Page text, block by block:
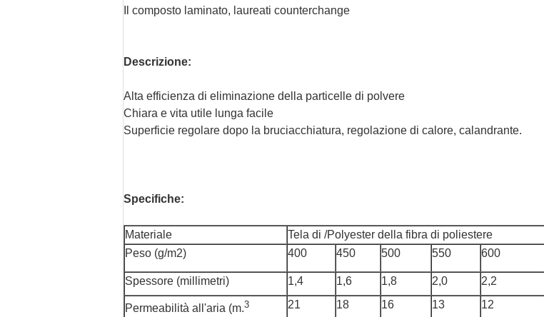
Il composto laminato, laureati counterchange
Descrizione:
Alta efficienza di eliminazione della particelle di polvere
Chiara e vita utile lunga facile
Superficie regolare dopo la bruciacchiatura, regolazione di calore, calandrante.
Specifiche:
Materiale
Tela di /Polyester della fibra di poliestere
Peso (g/m2)
400 450 500 550 600
Spessore (millimetri) 1,4 1,6 1,8 2,0 2,2
Permeabilità all'aria (m.3 21 18 16 13 12